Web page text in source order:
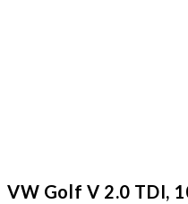
VW Golf V 2.0 TDI,